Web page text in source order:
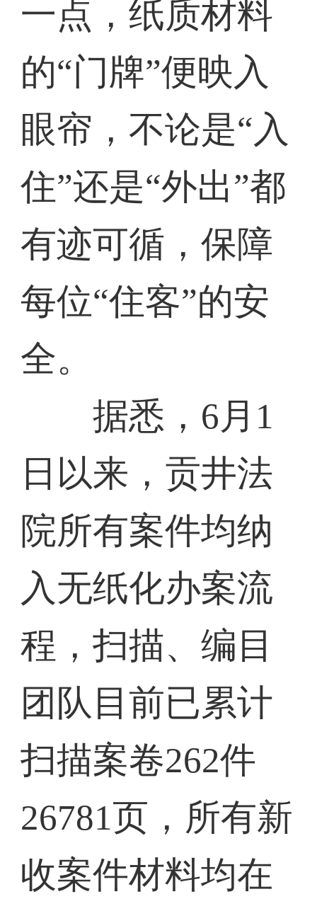
一点，纸质材料
的“门牌”便映入
眼帘，不论是“入
住”还是“外出”都
有迹可循，保障
每位“住客”的安
全。
据悉，6月1
日以来，贡井法
院所有案件均纳
入无纸化办案流
程，扫描、编目
团队目前已累计
扫描案卷262件
26781页，所有新
收案件材料均在